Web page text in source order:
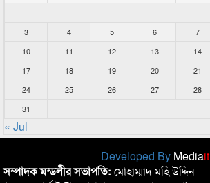
3
4 5 6 7
10
11 12 13 14
17
18 19 20 21
24
25 26 27 28
31
« Jul
Developed By Mediait
সম্পাদক মন্ডলীর সভাপতি: মোহাম্মাদ মহি উদ্দিন